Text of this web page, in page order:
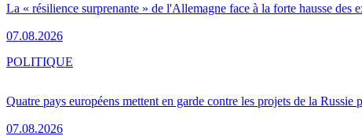
La « résilience surprenante » de l'Allemagne face à la forte hausse des
07.08.2026
Quatre pays européens mettent en garde contre les projets de la Russie
07.08.2026
POLITIQUE